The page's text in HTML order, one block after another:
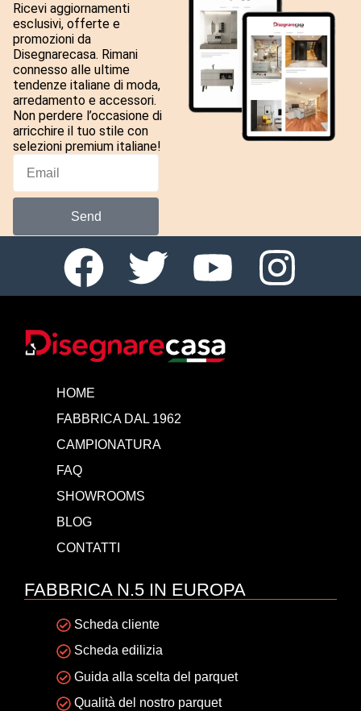
Ricevi aggiornamenti
esclusivi, offerte e
promozioni da
Disegnarecasa. Rimani
connesso alle ultime
tendenze italiane di moda,
arredamento e accessori.
Non perdere l’occasione di
arricchire il tuo stile con
selezioni premium italiane!
Send
HOME
FABBRICA DAL 1962
CAMPIONATURA
FAQ
SHOWROOMS
BLOG
CONTATTI
FABBRICA N.5 IN EUROPA
Scheda cliente
Scheda edilizia
Guida alla scelta del parquet
Qualità del nostro parquet